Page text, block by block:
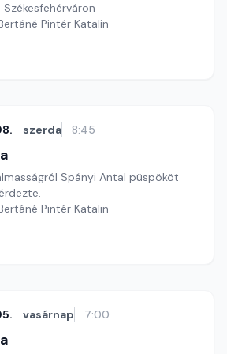
Pintér Katalin
szerda 8:45
Spányi Antal püspököt
Pintér Katalin
vasárnap 7:00